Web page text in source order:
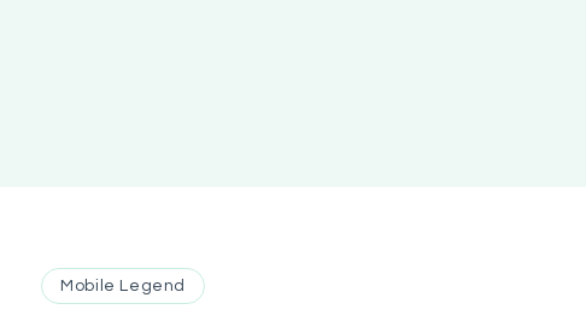
Mobile Legend